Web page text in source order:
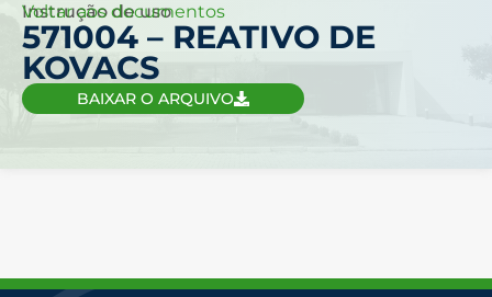
Voltar aos documentos
Instrução de uso
571004 – REATIVO DE
KOVACS
BAIXAR O ARQUIVO